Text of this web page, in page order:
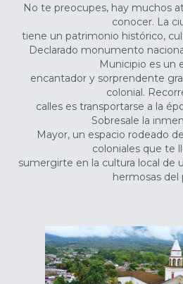
No te preocupes, hay muchos
conocer. La
tiene un patrimonio histórico,
Declarado monumento
Municipio es un
encantador y sorprendente
colonial.
calles es transportarse a la
Sobresale la
Mayor, un espacio rodeado
coloniales que te
sumergirte en la cultura local de
hermosas del